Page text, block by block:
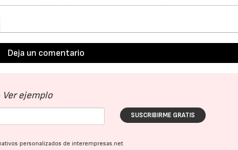
Deja un comentario
Ver ejemplo
SUSCRIBIRME GRATIS
personalizados de interempresas.net